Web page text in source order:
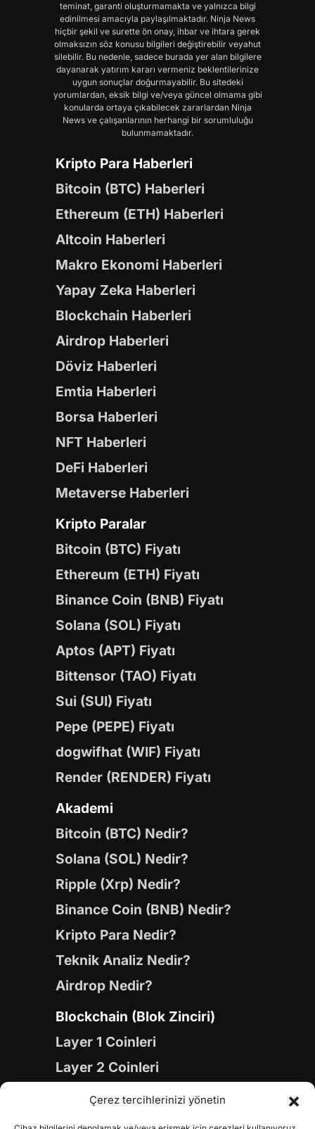
Çerez tercihlerinizi yönetin
teminat, garanti oluşturmamakta ve yalnızca bilgi
edinilmesi amacıyla paylaşılmaktadır. Ninja News
hiçbir şekil ve surette ön onay, ihbar ve ihtara gerek
olmaksızın söz konusu bilgileri değiştirebilir veyahut
silebilir. Bu nedenle, sadece burada yer alan bilgilere
dayanarak yatırım kararı vermeniz beklentilerinize
uygun sonuçlar doğurmayabilir. Bu sitedeki
yorumlardan, eksik bilgi ve/veya güncel olmama gibi
konularda ortaya çıkabilecek zararlardan Ninja
News ve çalışanlarının herhangi bir sorumluluğu
bulunmamaktadır.
Kripto Para Haberleri
Bitcoin (BTC) Haberleri
Ethereum (ETH) Haberleri
Altcoin Haberleri
Makro Ekonomi Haberleri
Yapay Zeka Haberleri
Blockchain Haberleri
Airdrop Haberleri
Döviz Haberleri
Emtia Haberleri
Borsa Haberleri
NFT Haberleri
DeFi Haberleri
Metaverse Haberleri
Kripto Paralar
Bitcoin (BTC) Fiyatı
Ethereum (ETH) Fiyatı
Binance Coin (BNB) Fiyatı
Solana (SOL) Fiyatı
Aptos (APT) Fiyatı
Bittensor (TAO) Fiyatı
Sui (SUI) Fiyatı
Pepe (PEPE) Fiyatı
dogwifhat (WIF) Fiyatı
Render (RENDER) Fiyatı
Akademi
Bitcoin (BTC) Nedir?
Solana (SOL) Nedir?
Ripple (Xrp) Nedir?
Binance Coin (BNB) Nedir?
Kripto Para Nedir?
Teknik Analiz Nedir?
Airdrop Nedir?
Blockchain (Blok Zinciri)
Layer 1 Coinleri
Layer 2 Coinleri
Yapay Zeka (AI) Coinleri